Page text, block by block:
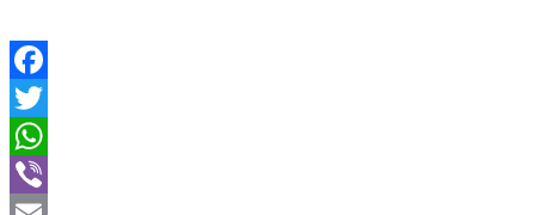
Facebook
Twitter
WhatsApp